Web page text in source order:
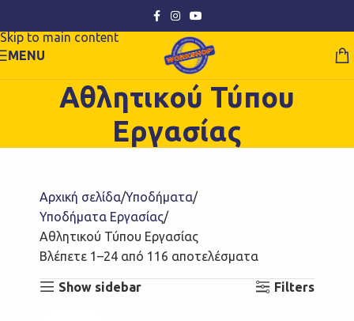
Skip to main content
MENU
Αθλητικού Τύπου
Εργασίας
Αρχική σελίδα Υποδήματα
Υποδήματα Εργασίας
Αθλητικού Τύπου Εργασίας
Βλέπετε 1–24 από 116 αποτελέσματα
Show sidebar Filters